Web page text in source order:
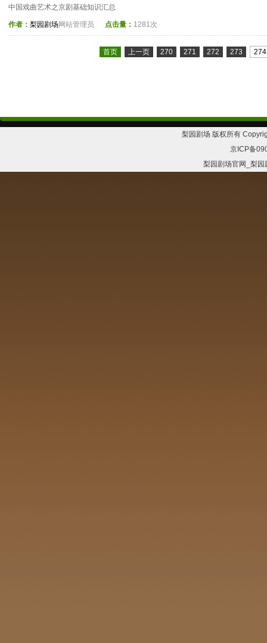
中国戏曲艺术之京剧基础知识汇总
作者： 梨园剧场网站管理员 点击量： 1281次
首页 上一页 270 271 272 273 274
梨园剧场 版权所有
京ICP备
梨园剧场官网_梨